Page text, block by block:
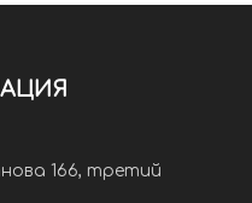
166, третий